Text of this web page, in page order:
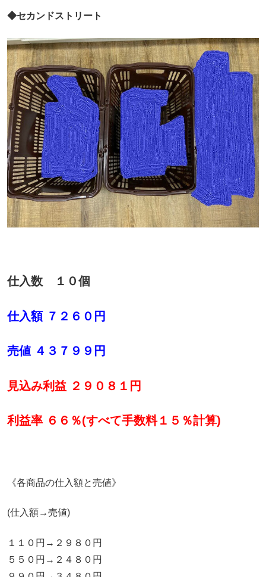
◆セカンドストリート
仕入数 １０個
仕入額 ７２６０円
売値 ４３７９９円
見込み利益 ２９０８１円
利益率 ６６％(すべて手数料１５％計算)
《各商品の仕入額と売値》
(仕入額→売値)
１１０円→２９８０円
５５０円→２４８０円